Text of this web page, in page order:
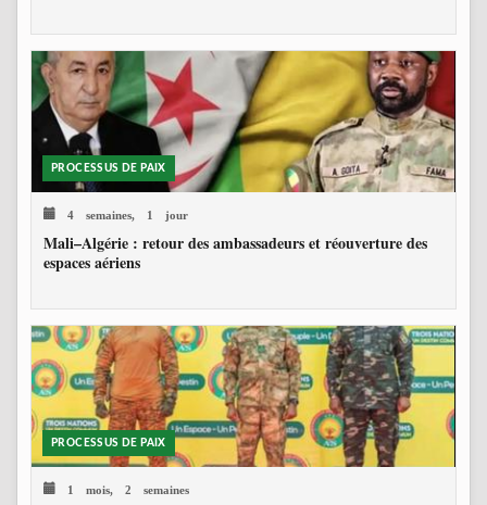
PROCESSUS DE PAIX
4 semaines, 1 jour
Mali–Algérie : retour des ambassadeurs et réouverture des
espaces aériens
PROCESSUS DE PAIX
1 mois, 2 semaines